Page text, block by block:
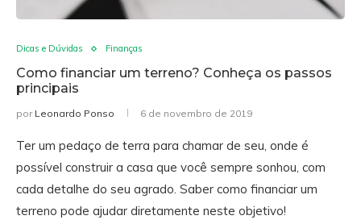
Dicas e Dúvidas Finanças
Como financiar um terreno? Conheça os passos
principais
por Leonardo Ponso 6 de novembro de 2019
Ter um pedaço de terra para chamar de seu, onde é
possível construir a casa que você sempre sonhou, com
cada detalhe do seu agrado. Saber como financiar um
terreno pode ajudar diretamente neste objetivo!